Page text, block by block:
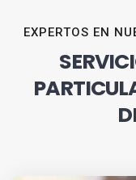
EXPERTOS EN